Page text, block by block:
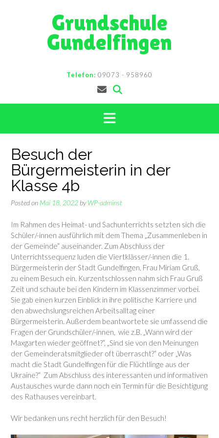
Grundschule
Gundelfingen
Telefon: 09073 - 958960
Besuch der
Bürgermeisterin in der
Klasse 4b
Posted on Mai 18, 2022 byWP-adminst
Im Rahmen des Heimat- und Sachunterrichts setzten sich die
Schüler/-innen ausführlich mit dem Thema „Zusammenleben in
der Gemeinde“ auseinander. Zum Abschluss der
Unterrichtssequenz luden die Viertklässer/-innen die 1.
Bürgermeisterin der Stadt Gundelfingen, Frau Miriam Gruß,
zu einem Besuch ein. Kurzentschlossen nahm sich Frau Gruß
Zeit und schaute bei den Kindern im Klassenzimmer vorbei.
Sie gab einen kurzen Einblick in ihre politische Karriere und
den abwechslungsreichen Arbeitsalltag einer
Bürgermeisterin. Außerdem beantwortete sie umfassend die
Fragen der Grundschüler/-innen, wie z.B. „Wann wird der
Maxgarten wieder geöffnet?“, „Sind sie von den Meinungen
der Gemeinderatsmitglieder oft überrascht?“ oder „Was
macht die Stadt Gundelfingen für die Flüchtlinge aus der
Ukraine?“ Zum Abschluss des interessanten und informativen
Austausches wurde dann noch ein Termin für die Besichtigung
des Rathauses vereinbart.
Wir bedanken uns recht herzlich für den Besuch!